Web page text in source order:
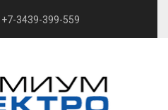
+7-3439-399-559